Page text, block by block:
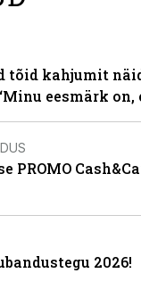
tõid kahjumit
eesmärk
PROMO
2026!